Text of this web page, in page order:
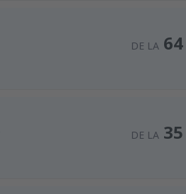
DE LA 64
DE LA 35